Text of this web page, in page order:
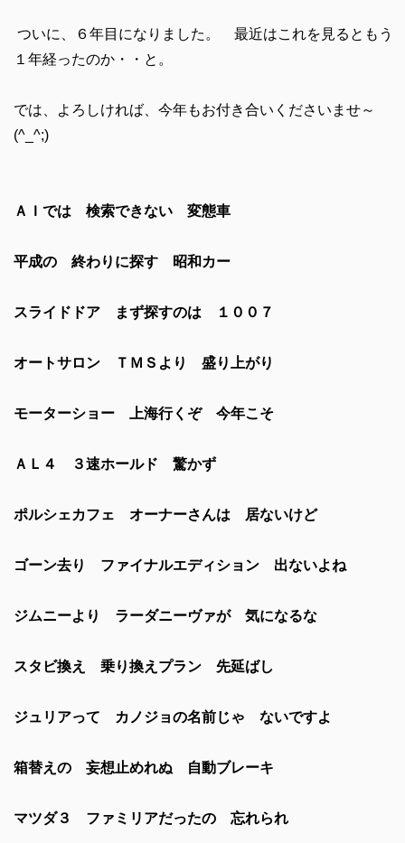
ついに、６年目になりました。 最近はこれを見るともう
１年経ったのか・・と。
では、よろしければ、今年もお付き合いくださいませ～
(^_^;)
ＡＩでは 検索できない 変態車
平成の 終わりに探す 昭和カー
スライドドア まず探すのは １００７
オートサロン ＴＭＳより 盛り上がり
モーターショー 上海行くぞ 今年こそ
ＡＬ４ ３速ホールド 驚かず
ポルシェカフェ オーナーさんは 居ないけど
ゴーン去り ファイナルエディション 出ないよね
ジムニーより ラーダニーヴァが 気になるな
スタビ換え 乗り換えプラン 先延ばし
ジュリアって カノジョの名前じゃ ないですよ
箱替えの 妄想止めれぬ 自動ブレーキ
マツダ３ ファミリアだったの 忘れられ